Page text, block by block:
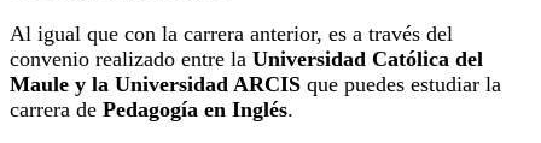
Al igual que con la carrera anterior, es a través del
convenio realizado entre la Universidad Católica del
Maule y la Universidad ARCIS que puedes estudiar la
carrera de Pedagogía en Inglés.